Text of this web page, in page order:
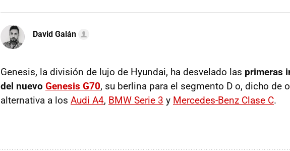
David Galán
Genesis, la división de lujo de Hyundai, ha desvelado las primeras
del nuevo Genesis G70, su berlina para el segmento D o, dicho de
alternativa a los Audi A4, BMW Serie 3 y Mercedes-Benz Clase C.